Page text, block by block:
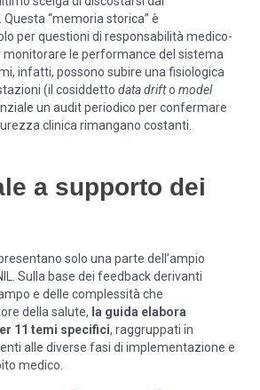
Questa “memoria storica” è
per questioni di responsabilità medico-
monitorare le performance del sistema
infatti, possono subire una fisiologica
(il cosiddetto data drifto model
un audit periodico per confermare
clinica rimangano costanti.
a supporto dei
solo una parte dell’ampio
Sulla base dei feedback derivanti
e delle complessità che
della salute, la guida elabora
11 temi specifici, raggruppati in
alle diverse fasi di implementazione e
medico.